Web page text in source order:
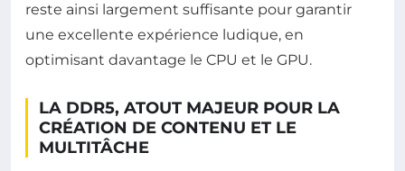
reste ainsi largement suffisante pour garantir
une excellente expérience ludique, en
optimisant davantage le CPU et le GPU.
LA DDR5, ATOUT MAJEUR POUR LA
CRÉATION DE CONTENU ET LE
MULTITÂCHE